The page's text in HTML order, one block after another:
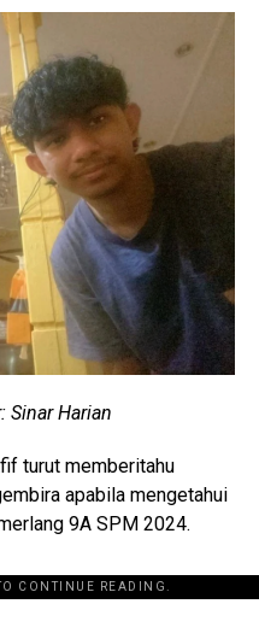
Sinar Harian
turut memberitahu
apabila mengetahui
9A SPM 2024.
CONTINUE READING.